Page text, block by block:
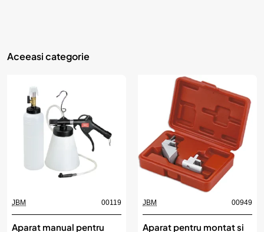
Aceeasi categorie
JBM 00119
Aparat manual pentru
JBM 00949
Aparat pentru montat si